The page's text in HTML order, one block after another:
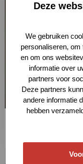
Deze
We gebruiken
personaliseren,
en om ons
informatie over
partners voor
Deze partners
andere informatie
hebben
meer